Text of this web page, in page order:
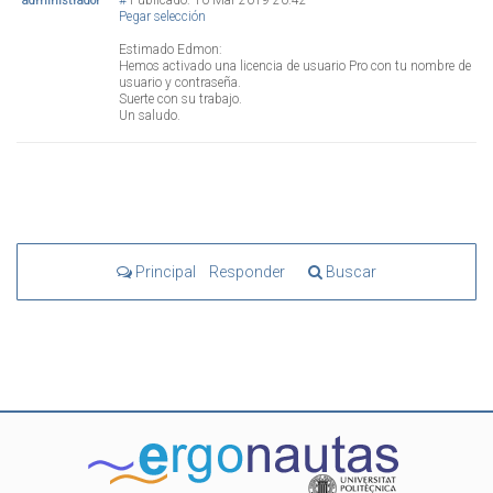
Pegar selección
Estimado Edmon:
Hemos activado una licencia de usuario Pro con tu nombre de
usuario y contraseña.
Suerte con su trabajo.
Un saludo.
Principal Responder Buscar